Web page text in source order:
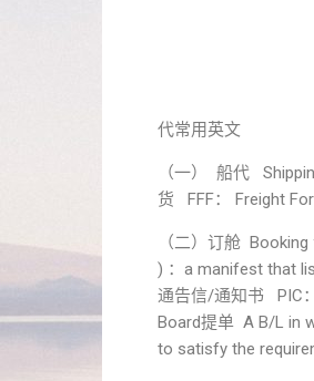
代常用英文
（一） 船代
货 FFF： Freight
（二）订舱
) ：a manifest that
通告信/通知书 PIC
Board提单 A B/L in
to satisfy the